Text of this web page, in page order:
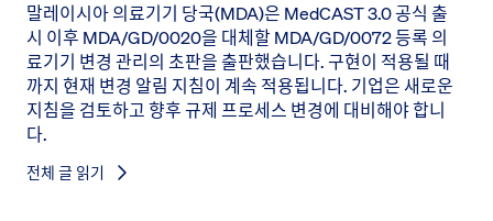
말레이시아 의료기기 당국(MDA)은 MedCAST 3.0 공식 출
시 이후 MDA/GD/0020을 대체할 MDA/GD/0072 등록 의
료기기 변경 관리의 초판을 출판했습니다. 구현이 적용될 때
까지 현재 변경 알림 지침이 계속 적용됩니다. 기업은 새로운
지침을 검토하고 향후 규제 프로세스 변경에 대비해야 합니
다.
전체 글 읽기